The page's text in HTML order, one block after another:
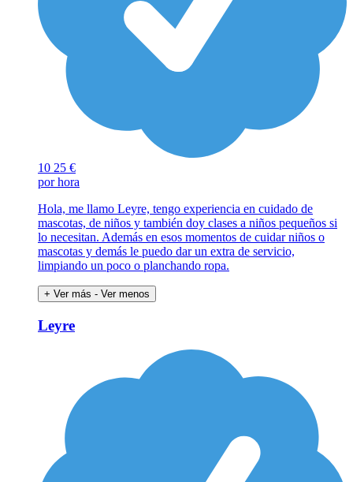
10 25 €
por hora
Hola, me llamo Leyre, tengo experiencia en cuidado de
mascotas, de niños y también doy clases a niños pequeños si
lo necesitan. Además en esos momentos de cuidar niños o
mascotas y demás le puedo dar un extra de servicio,
limpiando un poco o planchando ropa.
+ Ver más - Ver menos
Leyre